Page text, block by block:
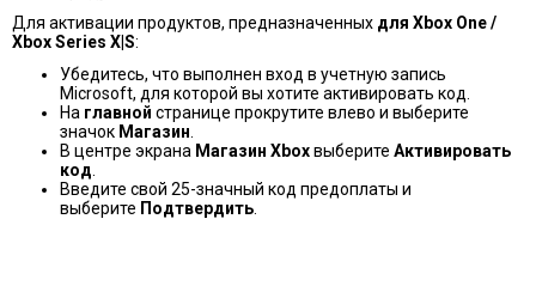
Для активации продуктов, предназначенных для Xbox One /
Xbox Series X|S:
Убедитесь, что выполнен вход в учетную запись
Microsoft, для которой вы хотите активировать код.
На главной странице прокрутите влево и выберите
значок Магазин
В центре экрана Магазин Xboxвыберите Активировать
код
Введите свой 25-значный код предоплаты и
выберите Подтвердить